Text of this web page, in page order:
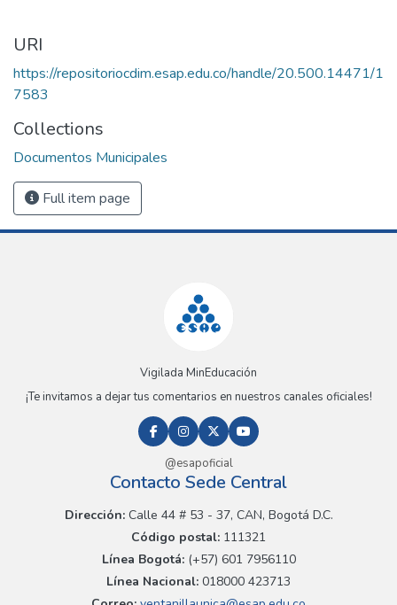
URI
https://repositoriocdim.esap.edu.co/handle/20.500.14471/1
7583
Collections
Documentos Municipales
Full item page
Vigilada MinEducación
¡Te invitamos a dejar tus comentarios en nuestros canales oficiales!
@esapoficial
Contacto Sede Central
Dirección:Calle 44 # 53 - 37, CAN, Bogotá D.C.
Código postal: 111321
Línea Bogotá:(+57) 601 7956110
Línea Nacional: 018000 423713